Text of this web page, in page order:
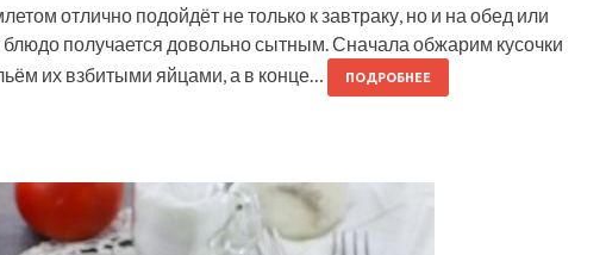
отлично подойдёт не только к завтраку, но и на обед или
получается довольно сытным. Сначала обжарим кусочки
их взбитыми яйцами, а в конце…
ПОДРОБНЕЕ